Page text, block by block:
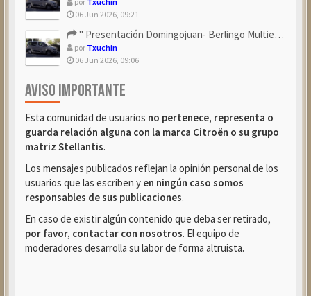
06 Jun 2026, 09:21
" Presentación Domingojuan- Berlingo Multiespace Blue ...
por Txuchin
06 Jun 2026, 09:06
AVISO IMPORTANTE
Esta comunidad de usuarios no pertenece, representa o
guarda relación alguna con la marca Citroën o su grupo
matriz Stellantis.
Los mensajes publicados reflejan la opinión personal de los
usuarios que las escriben y en ningún caso somos
responsables de sus publicaciones.
En caso de existir algún contenido que deba ser retirado,
por favor, contactar con nosotros. El equipo de
moderadores desarrolla su labor de forma altruista.